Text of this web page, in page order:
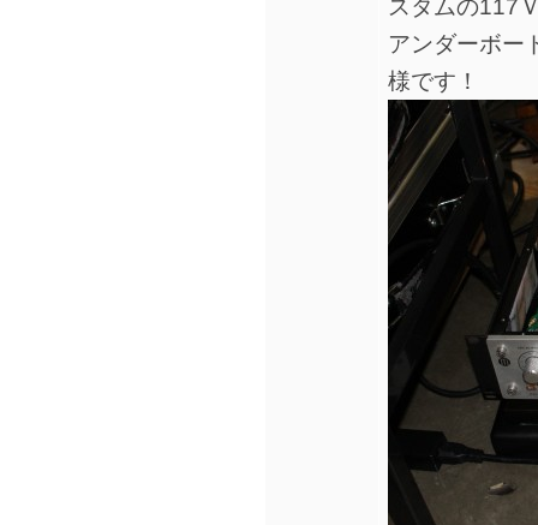
スタムの117
アンダーボー
様です！